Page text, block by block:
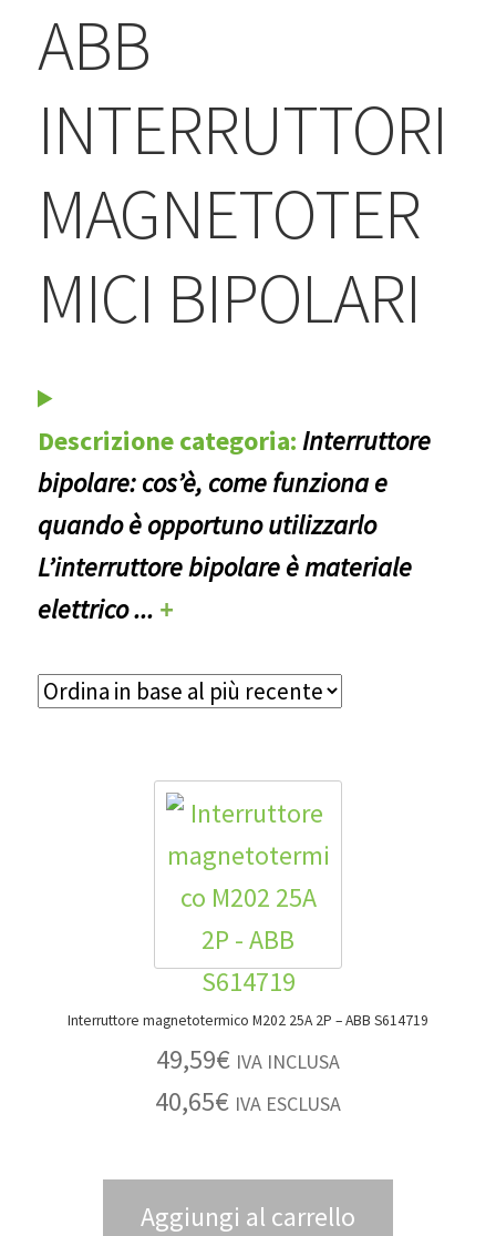
Contatti & Assistenza
Accedi/Registrati
ABB
INTERRUTTORI
MAGNETOTER
MICI BIPOLARI
Descrizione categoria:Interruttore
bipolare: cos’è, come funziona e
quando è opportuno utilizzarlo
L’interruttore bipolare è materiale
elettrico... +
Interruttore magnetotermico M202 25A 2P – ABB S614719
49,59€ IVA INCLUSA
40,65€ IVA ESCLUSA
Aggiungi al carrello